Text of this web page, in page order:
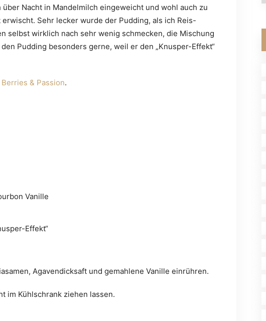
Nacht in Mandelmilch eingeweicht und wohl auch zu
Sehr lecker wurde der Pudding, als ich Reis-
selbst wirklich nach sehr wenig schmecken, die Mischung
Pudding besonders gerne, weil er den „Knusper-Effekt“
Berries & Passion.
Vanille
Effekt“
Agavendicksaft und gemahlene Vanille einrühren.
im Kühlschrank ziehen lassen.